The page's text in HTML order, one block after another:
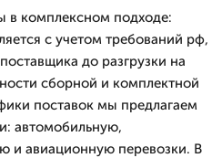
в комплексном подходе:
с учетом требований рф,
до разгрузки на
сборной и комплектной
поставок мы предлагаем
автомобильную,
и авиационную перевозки. В